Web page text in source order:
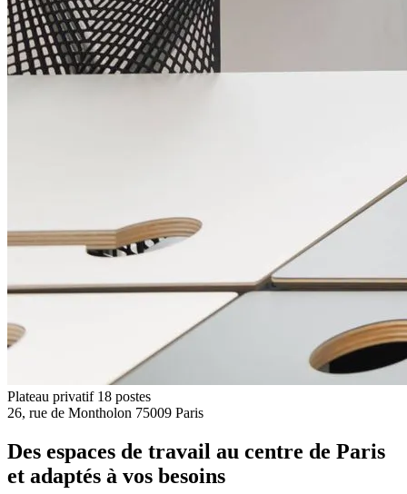
Plateau privatif 18 postes
26, rue de Montholon 75009 Paris
Des espaces de travail au centre de Paris
et adaptés à vos besoins